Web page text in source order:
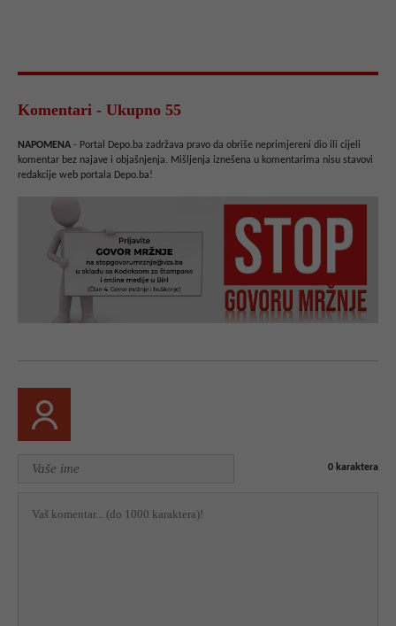
Komentari - Ukupno 55
NAPOMENA - Portal Depo.ba zadržava pravo da obriše neprimjereni dio ili cijeli
komentar bez najave i objašnjenja. Mišljenja iznešena u komentarima nisu stavovi
redakcije web portala Depo.ba!
0 karaktera